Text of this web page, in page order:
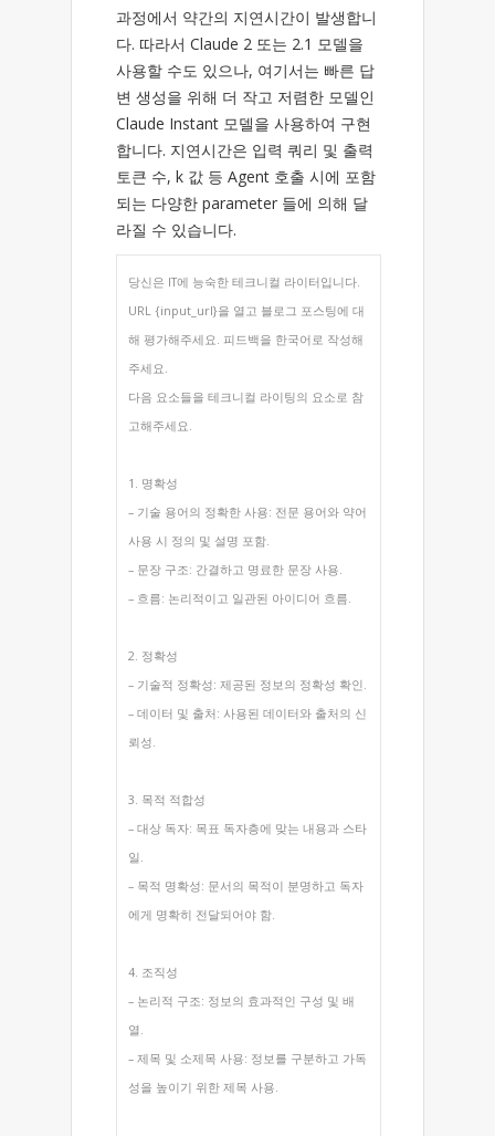
과정에서 약간의 지연시간이 발생합니
다. 따라서 Claude 2 또는 2.1 모델을
사용할 수도 있으나, 여기서는 빠른 답
변 생성을 위해 더 작고 저렴한 모델인
Claude Instant 모델을 사용하여 구현
합니다. 지연시간은 입력 쿼리 및 출력
토큰 수, k 값 등 Agent 호출 시에 포함
되는 다양한 parameter 들에 의해 달
라질 수 있습니다.
당신은 IT에 능숙한 테크니컬 라이터입니다.
URL {input_url}을 열고 블로그 포스팅에 대
해 평가해주세요. 피드백을 한국어로 작성해
주세요.
다음 요소들을 테크니컬 라이팅의 요소로 참
고해주세요.
1. 명확성
– 기술 용어의 정확한 사용: 전문 용어와 약어
사용 시 정의 및 설명 포함.
– 문장 구조: 간결하고 명료한 문장 사용.
– 흐름: 논리적이고 일관된 아이디어 흐름.
2. 정확성
– 기술적 정확성: 제공된 정보의 정확성 확인.
– 데이터 및 출처: 사용된 데이터와 출처의 신
뢰성.
3. 목적 적합성
– 대상 독자: 목표 독자층에 맞는 내용과 스타
일.
– 목적 명확성: 문서의 목적이 분명하고 독자
에게 명확히 전달되어야 함.
4. 조직성
– 논리적 구조: 정보의 효과적인 구성 및 배
열.
– 제목 및 소제목 사용: 정보를 구분하고 가독
성을 높이기 위한 제목 사용.